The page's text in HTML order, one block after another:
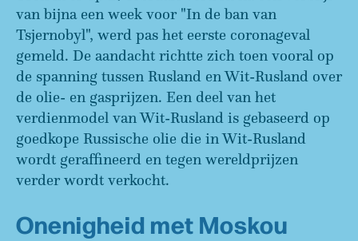
van bijna een week voor "In de ban van
Tsjernobyl", werd pas het eerste coronageval
gemeld. De aandacht richtte zich toen vooral op
de spanning tussen Rusland en Wit-Rusland over
de olie- en gasprijzen. Een deel van het
verdienmodel van Wit-Rusland is gebaseerd op
goedkope Russische olie die in Wit-Rusland
wordt geraffineerd en tegen wereldprijzen
verder wordt verkocht.
Onenigheid met Moskou